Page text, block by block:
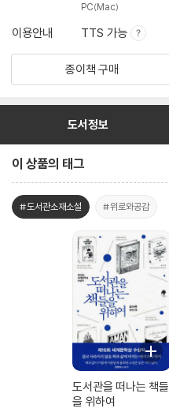
PC(Mac)
이용안내 TTS 가능
종이책 구매
도서정보
이 상품의 태그
#도서관소재소설 #위로와공감
도서관을 떠나는 책들
을 위하여